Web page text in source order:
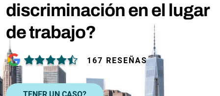
discriminación en el lugar
de trabajo?
167 RESEÑAS